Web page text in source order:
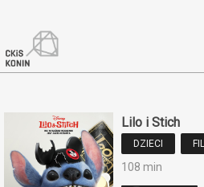
0,00
14 52
Lilo i Stich
DZIECI
108 min